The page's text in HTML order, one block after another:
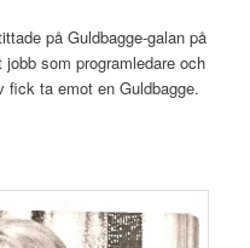
på Guldbagge-galan på
som programledare och
fick ta emot en Guldbagge.